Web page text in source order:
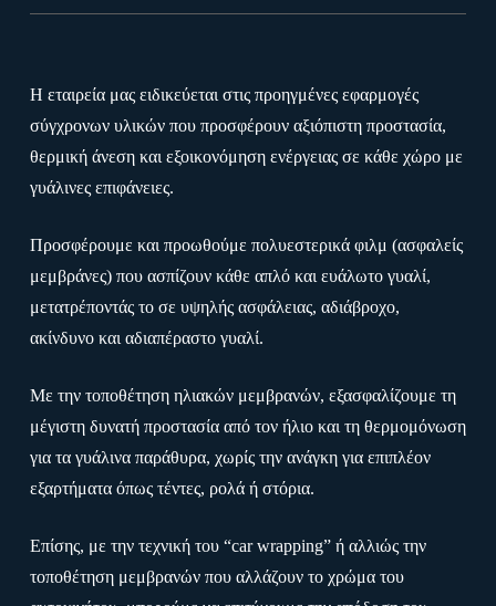
Η εταιρεία μας ειδικεύεται στις προηγμένες εφαρμογές
σύγχρονων υλικών που προσφέρουν αξιόπιστη προστασία,
θερμική άνεση και εξοικονόμηση ενέργειας σε κάθε χώρο με
γυάλινες επιφάνειες.
Προσφέρουμε και προωθούμε πολυεστερικά φιλμ (ασφαλείς
μεμβράνες) που ασπίζουν κάθε απλό και ευάλωτο γυαλί,
μετατρέποντάς το σε υψηλής ασφάλειας, αδιάβροχο,
ακίνδυνο και αδιαπέραστο γυαλί.
Με την τοποθέτηση ηλιακών μεμβρανών, εξασφαλίζουμε τη
μέγιστη δυνατή προστασία από τον ήλιο και τη θερμομόνωση
για τα γυάλινα παράθυρα, χωρίς την ανάγκη για επιπλέον
εξαρτήματα όπως τέντες, ρολά ή στόρια.
Επίσης, με την τεχνική του “car wrapping” ή αλλιώς την
τοποθέτηση μεμβρανών που αλλάζουν το χρώμα του